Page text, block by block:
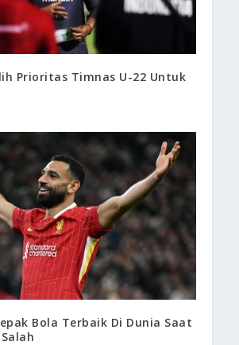
Prioritas Timnas U-22 Untuk
Bola Terbaik Di Dunia Saat